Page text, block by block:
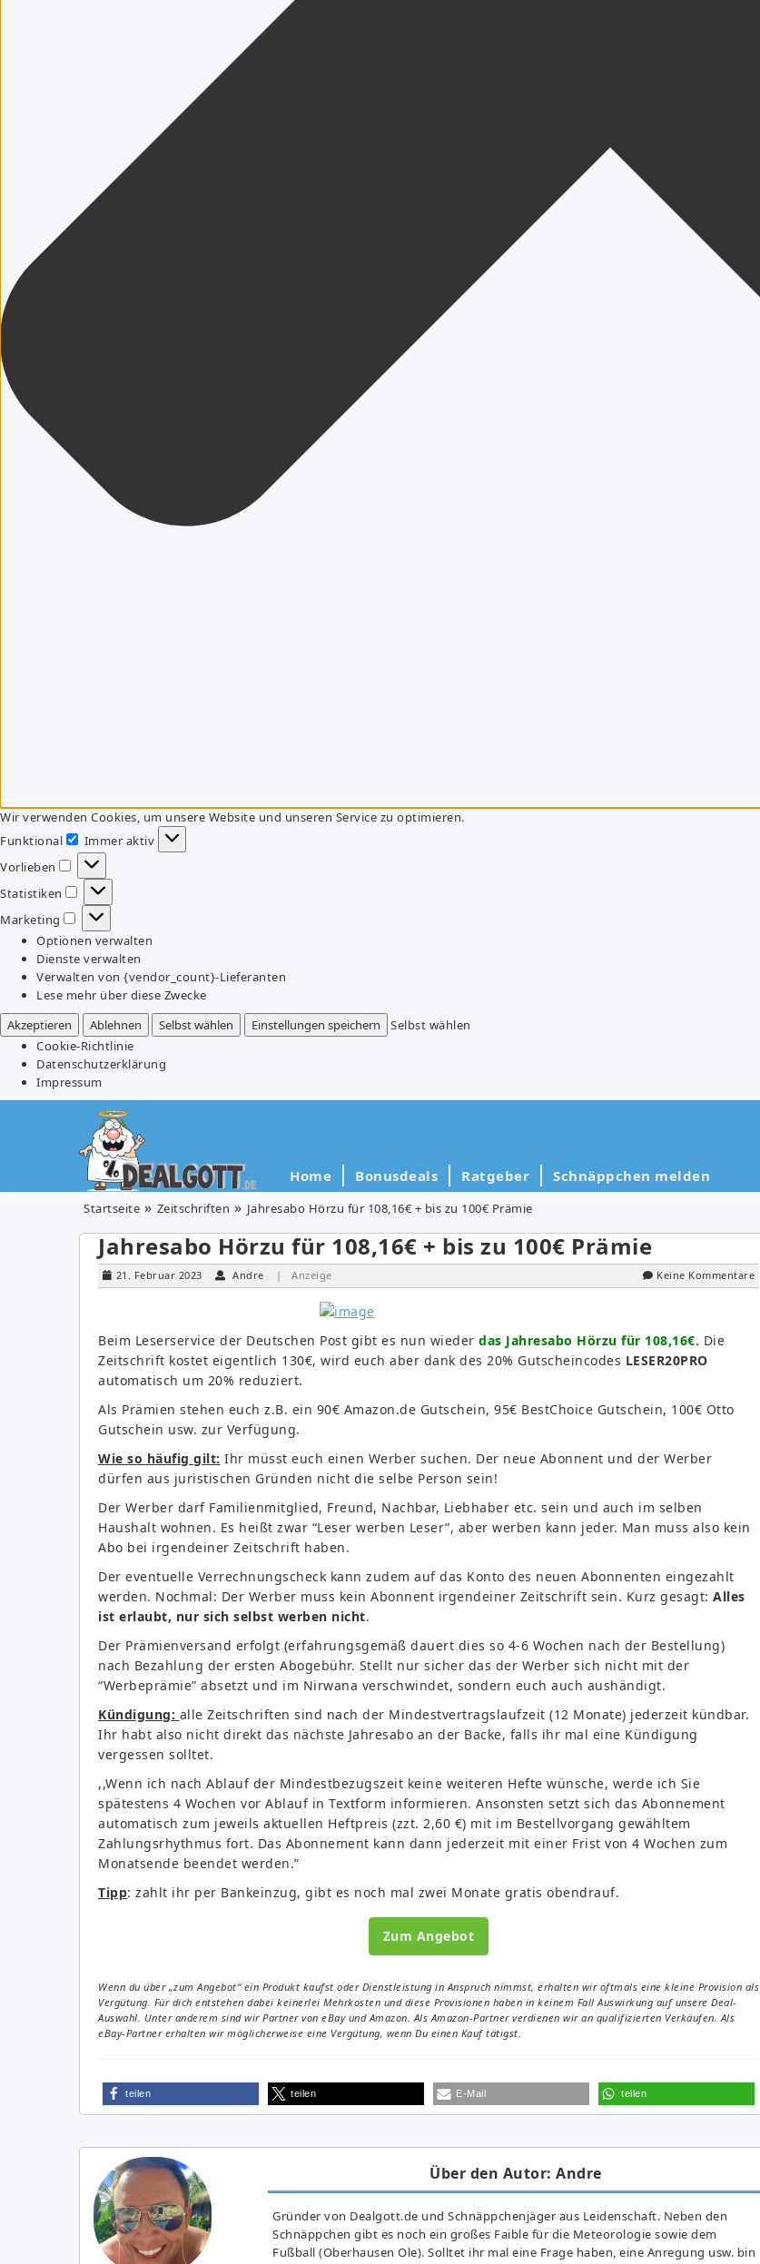
Wir verwenden Cookies, um unsere Website und unseren Service zu optimieren.
Funktional
Funktional
Immer aktiv
Vorlieben
Vorlieben
Statistiken
Statistiken
Marketing
Marketing
Optionen verwalten
Dienste verwalten
Verwalten von {vendor_count}-Lieferanten
Lese mehr über diese Zwecke
Akzeptieren
Ablehnen Selbst wählen Einstellungen speichern
Selbst wählen
Cookie-Richtlinie
Datenschutzerklärung
Impressum
Home Bonusdeals Ratgeber Schnäppchen melden
Startseite Zeitschriften Jahresabo Hörzu für 108,16€ + bis zu 100€ Prämie
Jahresabo Hörzu für 108,16€ + bis zu 100€ Prämie
21. Februar 2023 Andre | Anzeige Keine Kommentare
Beim Leserservice der Deutschen Post gibt es nun wieder das Jahresabo Hörzu für 108,16€. Die
Zeitschrift kostet eigentlich 130€, wird euch aber dank des 20% Gutscheincodes LESER20PRO
automatisch um 20% reduziert.
Als Prämien stehen euch z.B. ein 90€ Amazon.de Gutschein, 95€ BestChoice Gutschein, 100€ Otto
Gutschein usw. zur Verfügung.
Wie so häufig gilt: Ihr müsst euch einen Werber suchen. Der neue Abonnent und der Werber
dürfen aus juristischen Gründen nicht die selbe Person sein!
Der Werber darf Familienmitglied, Freund, Nachbar, Liebhaber etc. sein und auch im selben
Haushalt wohnen. Es heißt zwar “Leser werben Leser”, aber werben kann jeder. Man muss also kein
Abo bei irgendeiner Zeitschrift haben.
Der eventuelle Verrechnungscheck kann zudem auf das Konto des neuen Abonnenten eingezahlt
werden. Nochmal: Der Werber muss kein Abonnent irgendeiner Zeitschrift sein. Kurz gesagt: Alles
ist erlaubt, nur sich selbst werben nicht.
Der Prämienversand erfolgt (erfahrungsgemäß dauert dies so 4-6 Wochen nach der Bestellung)
nach Bezahlung der ersten Abogebühr. Stellt nur sicher das der Werber sich nicht mit der
“Werbeprämie” absetzt und im Nirwana verschwindet, sondern euch auch aushändigt.
Kündigung: alle Zeitschriften sind nach der Mindestvertragslaufzeit (12 Monate) jederzeit kündbar.
Ihr habt also nicht direkt das nächste Jahresabo an der Backe, falls ihr mal eine Kündigung
vergessen solltet.
,,Wenn ich nach Ablauf der Mindestbezugszeit keine weiteren Hefte wünsche, werde ich Sie
spätestens 4 Wochen vor Ablauf in Textform informieren. Ansonsten setzt sich das Abonnement
automatisch zum jeweils aktuellen Heftpreis (zzt. 2,60 €) mit im Bestellvorgang gewähltem
Zahlungsrhythmus fort. Das Abonnement kann dann jederzeit mit einer Frist von 4 Wochen zum
Monatsende beendet werden.”
Tipp: zahlt ihr per Bankeinzug, gibt es noch mal zwei Monate gratis obendrauf.
Zum Angebot
Wenn du über „zum Angebot“ ein Produkt kaufst oder Dienstleistung in Anspruch nimmst, erhalten wir oftmals eine kleine Provision als
Vergütung. Für dich entstehen dabei keinerlei Mehrkosten und diese Provisionen haben in keinem Fall Auswirkung auf unsere Deal-
Auswahl. Unter anderem sind wir Partner von eBay und Amazon. Als Amazon-Partner verdienen wir an qualifizierten Verkäufen. Als
eBay-Partner erhalten wir möglicherweise eine Vergütung, wenn Du einen Kauf tätigst.
teilen teilen E-Mail teilen
Über den Autor: Andre
Gründer von Dealgott.de und Schnäppchenjäger aus Leidenschaft. Neben den
Schnäppchen gibt es noch ein großes Fai­ble für die Meteorologie sowie dem
Fußball (Oberhausen Ole). Solltet ihr mal eine Frage haben, eine Anregung usw. bin